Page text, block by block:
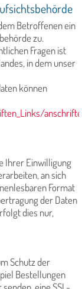
Betroffenen ein
zu.
Fragen ist
in dem unser
können
Ihrer Einwilligung
an sich
Format
der Daten
dies nur,
Schutz der
Bestellungen